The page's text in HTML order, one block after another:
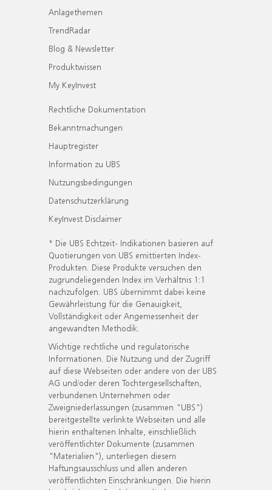
Anlagethemen
TrendRadar
Blog & Newsletter
Produktwissen
My KeyInvest
Rechtliche Dokumentation
Bekanntmachungen
Hauptregister
Information zu UBS
Nutzungsbedingungen
Datenschutzerklärung
KeyInvest Disclaimer
* Die UBS Echtzeit- Indikationen basieren auf
Quotierungen von UBS emittierten Index-
Produkten. Diese Produkte versuchen den
zugrundeliegenden Index im Verhältnis 1:1
nachzufolgen. UBS übernimmt dabei keine
Gewährleistung für die Genauigkeit,
Vollständigkeit oder Angemessenheit der
angewandten Methodik.
Wichtige rechtliche und regulatorische
Informationen. Die Nutzung und der Zugriff
auf diese Webseiten oder andere von der UBS
AG und/oder deren Tochtergesellschaften,
verbundenen Unternehmen oder
Zweigniederlassungen (zusammen "UBS")
bereitgestellte verlinkte Webseiten und alle
hierin enthaltenen Inhalte, einschließlich
veröffentlichter Dokumente (zusammen
"Materialien"), unterliegen diesem
Haftungsausschluss und allen anderen
veröffentlichten Einschränkungen. Die hierin